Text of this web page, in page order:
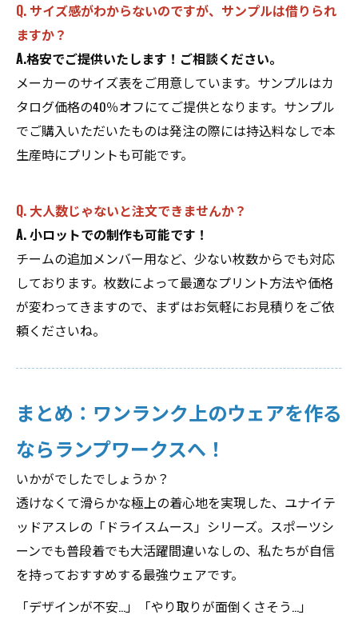
Q. サイズ感がわからないのですが、サンプルは借りられ
ますか？
A.格安でご提供いたします！ご相談ください。
メーカーのサイズ表をご用意しています。サンプルはカ
タログ価格の40％オフにてご提供となります。サンプル
でご購入いただいたものは発注の際には持込料なしで本
生産時にプリントも可能です。
Q. 大人数じゃないと注文できませんか？
A. 小ロットでの制作も可能です！
チームの追加メンバー用など、少ない枚数からでも対応
しております。枚数によって最適なプリント方法や価格
が変わってきますので、まずはお気軽にお見積りをご依
頼くださいね。
まとめ：ワンランク上のウェアを作る
ならランプワークスへ！
いかがでしたでしょうか？
透けなくて滑らかな極上の着心地を実現した、ユナイテ
ッドアスレの「ドライスムース」シリーズ。スポーツシ
ーンでも普段着でも大活躍間違いなしの、私たちが自信
を持っておすすめする最強ウェアです。
「デザインが不安…」「やり取りが面倒くさそう…」